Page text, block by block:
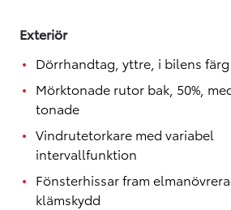
Exteriör
Dörrhandtag, yttre, i bilens färg
Mörktonade rutor bak, 50%,
tonade
Vindrutetorkare med variabel
intervallfunktion
Fönsterhissar fram
klämskydd